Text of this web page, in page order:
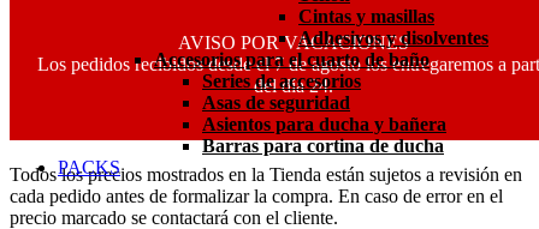
Cintas y masillas
Adhesivos y disolventes
Accesorios para el cuarto de baño
Series de accesorios
Asas de seguridad
Asientos para ducha y bañera
Barras para cortina de ducha
PACKS
AVISO POR VACACIONES
Los pedidos recibidos desde el 7 de agosto los entregaremos a
del día 24.
Todos los precios mostrados en la Tienda están sujetos a revisión en
cada pedido antes de formalizar la compra. En caso de error en el
precio marcado se contactará con el cliente.